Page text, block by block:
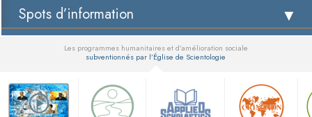
Spots d’information
Les programmes humanitaires et d’amélioration sociale
subventionnés par l’Église de Scientologie